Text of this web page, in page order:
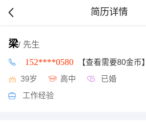
简历详情
梁/ 先生
152****0580 【查看需要80金币】
39岁 高中 已婚
工作经验